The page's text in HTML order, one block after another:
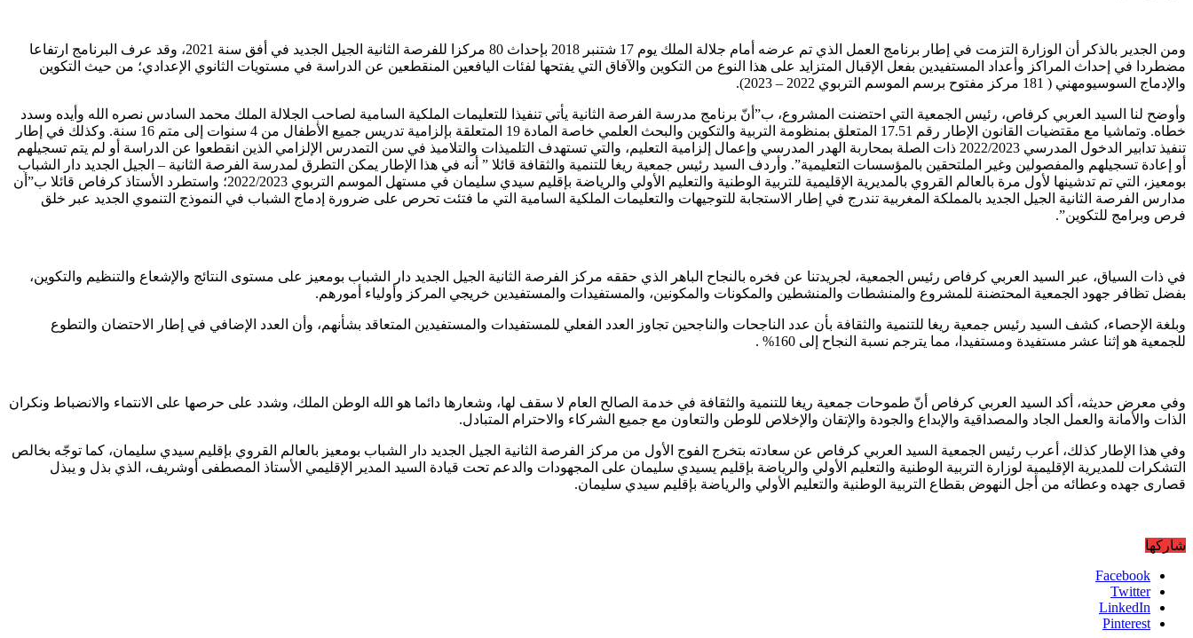
ومن الجدير بالذكر أن الوزارة التزمت في إطار برنامج العمل الذي تم عرضه أمام جلالة الملك يوم 17 شتنبر 2018 بإحداث 80 مركزا للفرصة الثانية الجيل الجديد في أفق سنة 2021، وقد عرف البرنامج ارتفاعا
مضطردا في إحداث المراكز وأعداد المستفيدين بفعل الإقبال المتزايد على هذا النوع من التكوين والآفاق التي يفتحها لفئات اليافعين المنقطعين عن الدراسة في مستويات الثانوي الإعدادي؛ من حيث التكوين
والإدماج السوسيومهني ( 181 مركز مفتوح برسم الموسم التربوي 2022 – 2023).
وأوضح لنا السيد العربي كرفاص، رئيس الجمعية التي احتضنت المشروع، ب”أنّ برنامج مدرسة الفرصة الثانية يأتي تنفيذا للتعليمات الملكية السامية لصاحب الجلالة الملك محمد السادس نصره الله وأيده وسدد
خطاه. وتماشيا مع مقتضيات القانون الإطار رقم 17.51 المتعلق بمنظومة التربية والتكوين والبحث العلمي خاصة المادة 19 المتعلقة بإلزامية تدريس جميع الأطفال من 4 سنوات إلى متم 16 سنة. وكذلك في إطار
تنفيذ تدابير الدخول المدرسي 2022/2023 ذات الصلة بمحاربة الهدر المدرسي وإعمال إلزامية التعليم، والتي تستهدف التلميذات والتلاميذ في سن التمدرس الإلزامي الذين انقطعوا عن الدراسة أو لم يتم تسجيلهم
أو إعادة تسجيلهم والمفصولين وغير الملتحقين بالمؤسسات التعليمية”. وأردف السيد رئيس جمعية ريغا للتنمية والثقافة قائلا ” أنه في هذا الإطار يمكن التطرق لمدرسة الفرصة الثانية – الجيل الجديد دار الشباب
بومعيز، التي تم تدشينها لأول مرة بالعالم القروي بالمديرية الإقليمية للتربية الوطنية والتعليم الأولي والرياضة بإقليم سيدي سليمان في مستهل الموسم التربوي 2022/2023؛ واستطرد الأستاذ كرفاص قائلا ب”أن
مدارس الفرصة الثانية الجيل الجديد بالمملكة المغربية تندرج في إطار الاستجابة للتوجيهات والتعليمات الملكية السامية التي ما فتئت تحرص على ضرورة إدماج الشباب في النموذج التنموي الجديد عبر خلق
فرص وبرامج للتكوين”.
في ذات السياق، عبر السيد العربي كرفاص رئيس الجمعية، لجريدتنا عن فخره بالنجاح الباهر الذي حققه مركز الفرصة الثانية الجيل الجديد دار الشباب بومعيز على مستوى النتائج والإشعاع والتنظيم والتكوين،
بفضل تظافر جهود الجمعية المحتضنة للمشروع والمنشطات والمنشطين والمكونات والمكونين، والمستفيدات والمستفيدين خريجي المركز وأولياء أمورهم.
وبلغة الإحصاء، كشف السيد رئيس جمعية ريغا للتنمية والثقافة بأن عدد الناجحات والناجحين تجاوز العدد الفعلي للمستفيدات والمستفيدين المتعاقد بشأنهم، وأن العدد الإضافي في إطار الاحتضان والتطوع
للجمعية هو إثنا عشر مستفيدة ومستفيدا، مما يترجم نسبة النجاح إلى 160% .
وفي معرض حديثه، أكد السيد العربي كرفاص أنّ طموحات جمعية ريغا للتنمية والثقافة في خدمة الصالح العام لا سقف لها، وشعارها دائما هو الله الوطن الملك، وشدد على حرصها على الانتماء والانضباط ونكران
الذات والأمانة والعمل الجاد والمصداقية والإبداع والجودة والإتقان والإخلاص للوطن والتعاون مع جميع الشركاء والاحترام المتبادل.
وفي هذا الإطار كذلك، أعرب رئيس الجمعية السيد العربي كرفاص عن سعادته بتخرج الفوج الأول من مركز الفرصة الثانية الجيل الجديد دار الشباب بومعيز بالعالم القروي بإقليم سيدي سليمان، كما توجّه بخالص
التشكرات للمديرية الإقليمية لوزارة التربية الوطنية والتعليم الأولي والرياضة بإقليم يسيدي سليمان على المجهودات والدعم تحت قيادة السيد المدير الإقليمي الأستاذ المصطفى أوشريف، الذي بذل و يبذل
قصارى جهده وعطائه من أجل النهوض بقطاع التربية الوطنية والتعليم الأولي والرياضة بإقليم سيدي سليمان.
شاركها
Facebook
Twitter
LinkedIn
Pinterest